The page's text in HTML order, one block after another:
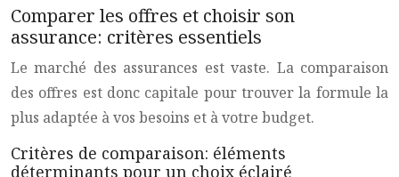
Comparer les offres et choisir son
assurance: critères essentiels
Le marché des assurances est vaste. La comparaison
des offres est donc capitale pour trouver la formule la
plus adaptée à vos besoins et à votre budget.
Critères de comparaison: éléments
déterminants pour un choix éclairé